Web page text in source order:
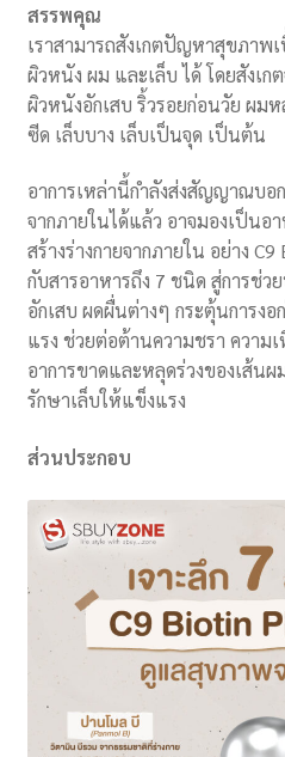
สรรพคุณ
เราสามารถสังเกตปัญหาสุขภาพเ
ผิวหนัง ผม และเล็บ ได้ โดยสังเ
ผิวหนังอักเสบ ริ้วรอยก่อนวัย ผม
ซีด เล็บบาง เล็บเป็นจุด เป็นต้น
อาการเหล่านี้กำลังส่งสัญญาณบอ
จากภายในได้แล้ว อาจมองเป็น
สร้างร่างกายจากภายใน อย่าง
กับสารอาหารถึง 7 ชนิด สู่การช่ว
อักเสบ ผดผื่นต่างๆ กระตุ้นการง
แรง ช่วยต่อต้านความชรา ความ
อาการขาดและหลุดร่วงของเส้น
รักษาเล็บให้แข็งแรง
ส่วนประกอบ